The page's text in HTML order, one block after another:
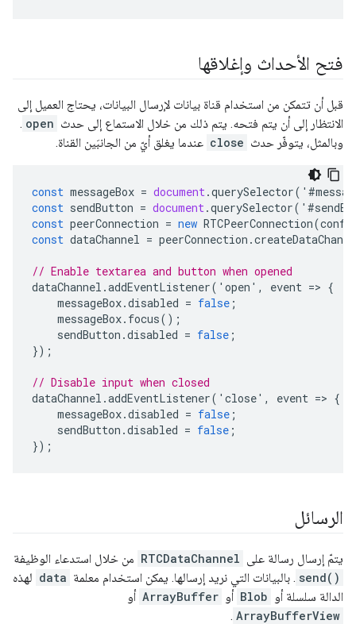
فتح الأحداث وإغلاقها
قبل أن تتمكن من استخدام قناة بيانات لإرسال البيانات، يحتاج العميل إلى
الانتظار إلى أن يتم فتحه. يتم ذلك من خلال الاستماع إلى حدث open
.
وبالمثل، يتوفّر حدث close عندما يغلق أيّ من الجانبَين القناة.
const messageBox = document.querySelector( ' #
const sendButton = document.querySelector( ' #
const peerConnection = new RTCPeerConnection(
const dataChannel = peerConnection .
// Enable textarea and button when opened
dataChannel .addEventListener( ' open ' , event => {
messageBox.disabled = false ;
messageBox. focus();
sendButton .disabled = false ;
});
// Disable input when closed
dataChannel .addEventListener( ' close' , event => {
messageBox.disabled = false ;
sendButton .disabled = false ;
});
الرسائل
يتمّ إرسال رسالة على RTCDataChannel من خلال استدعاء الوظيفة
send() . بالبيانات التي نريد إرسالها. يمكن استخدام معلمة data لهذه
الدالة سلسلة أو Blob أو ArrayBuffer أو
ArrayBufferView
.